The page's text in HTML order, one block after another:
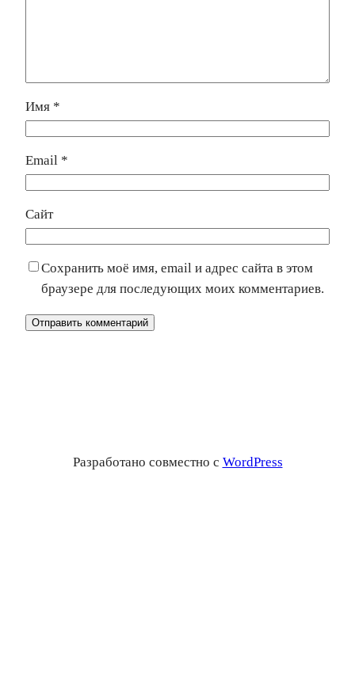
Имя *
Email *
Сайт
Сохранить моё имя, email и адрес сайта в этом
браузере для последующих моих комментариев.
Разработано совместно с WordPress